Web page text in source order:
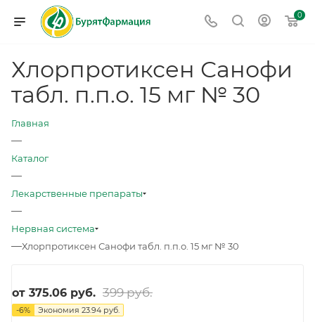
0
Хлорпротиксен Санофи
табл. п.п.о. 15 мг № 30
Главная
—
Каталог
—
Лекарственные препараты
—
Нервная система
—Хлорпротиксен Санофи табл. п.п.о. 15 мг № 30
от 375.06 руб. 399 руб.
-6% Экономия 23.94 руб.